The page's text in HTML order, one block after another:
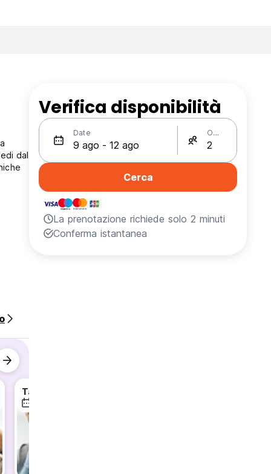
dal
Taipei Go Green
Verifica disponibilità
Date Ospiti
Cerca
La prenotazione richiede solo 2 minuti
Conferma istantanea